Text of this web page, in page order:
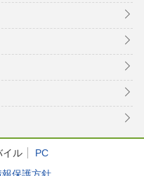
イル
PC